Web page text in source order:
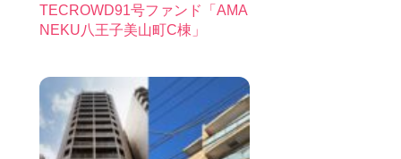
TECROWD91号ファンド「AMA
NEKU八王子美山町C棟」